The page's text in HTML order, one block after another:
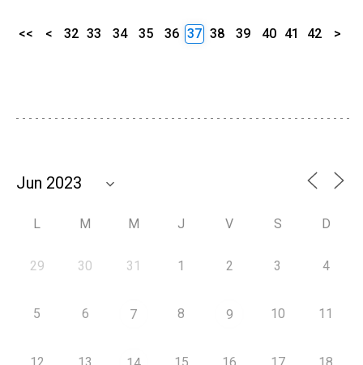
<< < 32 33 34 35 36 37 38 39 40 41 42 >
L M M J V S D
29 30 31 1 2 3 4
5 6 7 8 9 10 11
12 13 15 16 17 18